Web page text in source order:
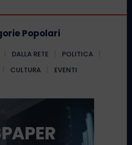
Popolari
DALLA RETE
POLITICA
CULTURA EVENTI